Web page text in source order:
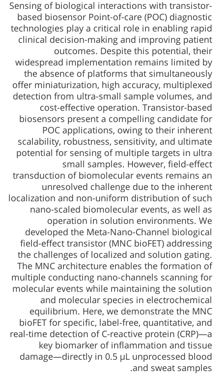
Sensing of biological interactions with transistor-
based biosensor Point-of-care (POC) diagnostic
technologies play a critical role in enabling rapid
clinical decision-making and improving patient
outcomes. Despite this potential, their
widespread implementation remains limited by
the absence of platforms that simultaneously
offer miniaturization, high accuracy, multiplexed
detection from ultra-small sample volumes, and
cost-effective operation. Transistor-based
biosensors present a compelling candidate for
POC applications, owing to their inherent
scalability, robustness, sensitivity, and ultimate
potential for sensing of multiple targets in ultra
small samples. However, field-effect
transduction of biomolecular events remains an
unresolved challenge due to the inherent
localization and non-uniform distribution of such
nano-scaled biomolecular events, as well as
operation in solution environments. We
developed the Meta-Nano-Channel biological
field-effect transistor (MNC bioFET) addressing
the challenges of localized and solution gating.
The MNC architecture enables the formation of
multiple conducting nano-channels scanning for
molecular events while maintaining the solution
and molecular species in electrochemical
equilibrium. Here, we demonstrate the MNC
bioFET for specific, label-free, quantitative, and
real-time detection of C-reactive protein (CRP)—a
key biomarker of inflammation and tissue
damage—directly in 0.5 μL unprocessed blood
and sweat samples.